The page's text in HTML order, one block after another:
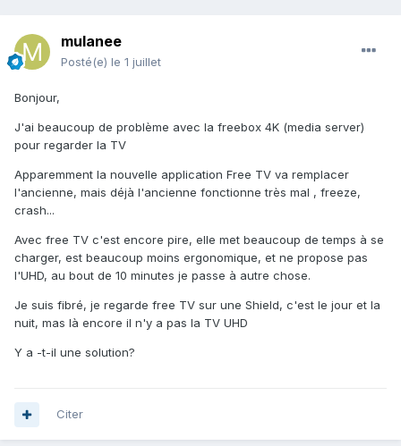
mulanee
Posté(e) le 1 juillet
Bonjour,
J'ai beaucoup de problème avec la freebox 4K (media server)
pour regarder la TV
Apparemment la nouvelle application Free TV va remplacer
l'ancienne, mais déjà l'ancienne fonctionne très mal , freeze,
crash...
Avec free TV c'est encore pire, elle met beaucoup de temps à se
charger, est beaucoup moins ergonomique, et ne propose pas
l'UHD, au bout de 10 minutes je passe à autre chose.
Je suis fibré, je regarde free TV sur une Shield, c'est le jour et la
nuit, mas là encore il n'y a pas la TV UHD
Y a -t-il une solution?
Citer